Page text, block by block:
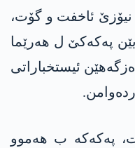
نیۆزێ ئاخفت و گۆت،
پەکەکێ ل ھەرێما
ئیستخباراتی
پەکەکە ب ھەموو